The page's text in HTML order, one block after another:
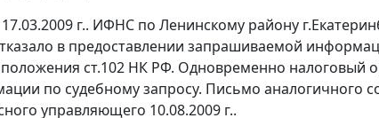
г.. ИФНС по Ленинскому району
в предоставлении запрашиваемой
ст.102 НК РФ. Одновременно налоговый
по судебному запросу. Письмо аналогичного
управляющего 10.08.2009 г..